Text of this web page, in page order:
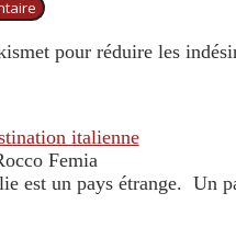
pour réduire les
italienne
Femia
est un pays étrange. Un